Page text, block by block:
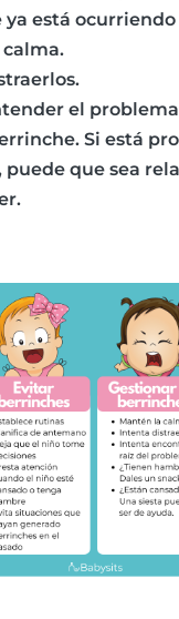
está ocurriendo
calma.
el
Si está
puede que sea